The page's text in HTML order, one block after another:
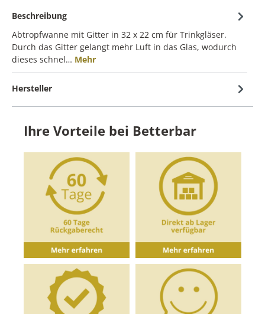
Beschreibung
Abtropfwanne mit Gitter in 32 x 22 cm für Trinkgläser.
Durch das Gitter gelangt mehr Luft in das Glas, wodurch
dieses schnel… Mehr
Hersteller
Ihre Vorteile bei Betterbar